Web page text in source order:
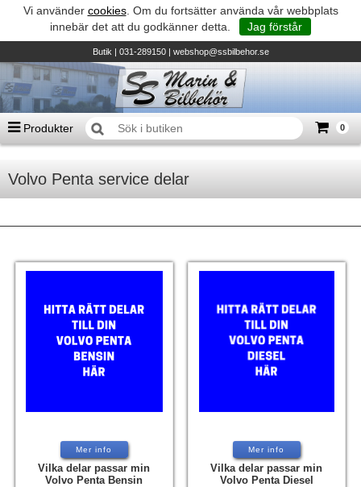
Vi använder cookies. Om du fortsätter använda vår webbplats
innebär det att du godkänner detta.
Jag förstår
Butik| 031-289150 | webshop@ssbilbehor.se
Produkter 0
Summa
Honda - Utombordare
HonWave - Gummibåtar
Honda - Elverk & Pumpar
Minn Kota - elmotorer
Volvo Penta Servicedelar
Volvo Penta service delar
Mer info
Vilka delar passar min
Volvo Penta Bensin
Mer info
Vilka delar passar min
Volvo Penta Diesel